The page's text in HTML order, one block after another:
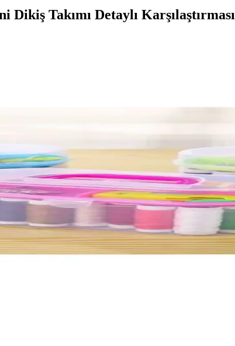
Takımı Detaylı Karşılaştırması